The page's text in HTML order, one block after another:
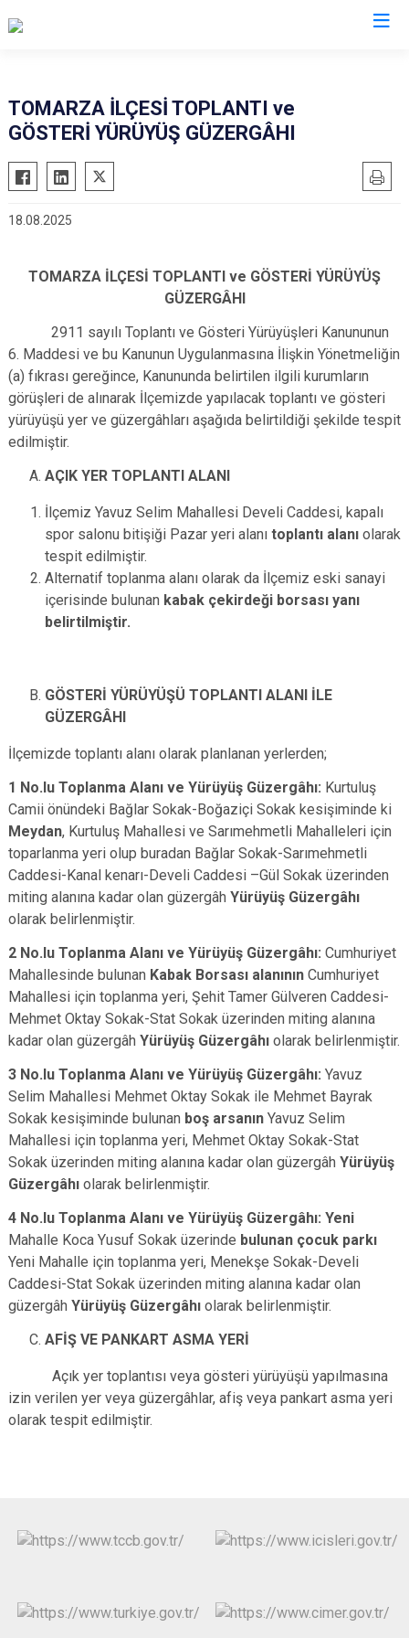
Akkışla
Bünyan
Felahiye
İncesu
Melikgazi
Özvatan
Tomarza
Yeşilhisar
TOMARZA İLÇESİ TOPLANTI ve
GÖSTERİ YÜRÜYÜŞ GÜZERGÂHI
18.08.2025
TOMARZA İLÇESİ TOPLANTI ve GÖSTERİ YÜRÜYÜŞ
GÜZERGÂHI
2911 sayılı Toplantı ve Gösteri Yürüyüşleri Kanununun
6. Maddesi ve bu Kanunun Uygulanmasına İlişkin Yönetmeliğin
(a) fıkrası gereğince, Kanununda belirtilen ilgili kurumların
görüşleri de alınarak İlçemizde yapılacak toplantı ve gösteri
yürüyüşü yer ve güzergâhları aşağıda belirtildiği şekilde tespit
edilmiştir.
AÇIK YER TOPLANTI ALANI
İlçemiz Yavuz Selim Mahallesi Develi Caddesi, kapalı
spor salonu bitişiği Pazar yeri alanı toplantı alanı olarak
tespit edilmiştir.
Alternatif toplanma alanı olarak da İlçemiz eski sanayi
içerisinde bulunan kabak çekirdeği borsası yanı
belirtilmiştir.
GÖSTERİ YÜRÜYÜŞÜ TOPLANTI ALANI İLE
GÜZERGÂHI
İlçemizde toplantı alanı olarak planlanan yerlerden;
1 No.lu Toplanma Alanı ve Yürüyüş Güzergâhı: Kurtuluş
Camii önündeki Bağlar Sokak-Boğaziçi Sokak kesişiminde ki
Meydan, Kurtuluş Mahallesi ve Sarımehmetli Mahalleleri için
toparlanma yeri olup buradan Bağlar Sokak-Sarımehmetli
Caddesi-Kanal kenarı-Develi Caddesi –Gül Sokak üzerinden
miting alanına kadar olan güzergâh Yürüyüş Güzergâhı
olarak belirlenmiştir.
2 No.lu Toplanma Alanı ve Yürüyüş Güzergâhı: Cumhuriyet
Mahallesinde bulunan Kabak Borsası alanının Cumhuriyet
Mahallesi için toplanma yeri, Şehit Tamer Gülveren Caddesi-
Mehmet Oktay Sokak-Stat Sokak üzerinden miting alanına
kadar olan güzergâh Yürüyüş Güzergâhı olarak belirlenmiştir.
3 No.lu Toplanma Alanı ve Yürüyüş Güzergâhı: Yavuz
Selim Mahallesi Mehmet Oktay Sokak ile Mehmet Bayrak
Sokak kesişiminde bulunan boş arsanın Yavuz Selim
Mahallesi için toplanma yeri, Mehmet Oktay Sokak-Stat
Sokak üzerinden miting alanına kadar olan güzergâh Yürüyüş
Güzergâhı olarak belirlenmiştir.
4 No.lu Toplanma Alanı ve Yürüyüş Güzergâhı: Yeni
Mahalle Koca Yusuf Sokak üzerinde bulunan çocuk parkı
Yeni Mahalle için toplanma yeri, Menekşe Sokak-Develi
Caddesi-Stat Sokak üzerinden miting alanına kadar olan
güzergâh Yürüyüş Güzergâhı olarak belirlenmiştir.
AFİŞ VE PANKART ASMA YERİ
Açık yer toplantısı veya gösteri yürüyüşü yapılmasına
izin verilen yer veya güzergâhlar, afiş veya pankart asma yeri
olarak tespit edilmiştir.